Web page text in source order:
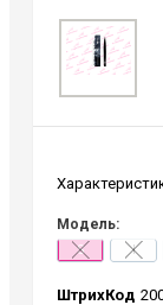
Модель:
S I
ШтрихКод